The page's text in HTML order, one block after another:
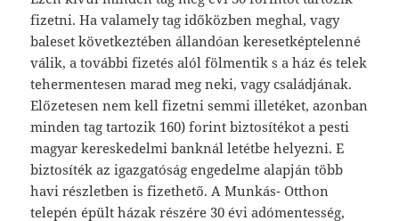
fizetni. Ha valamely tag időközben meghal, vagy
baleset következtében állandóan keresetképtelenné
válik, a további fizetés alól fölmentik s a ház és telek
tehermentesen marad meg neki, vagy családjának.
Előzetesen nem kell fizetni semmi illetéket, azonban
minden tag tartozik 160) forint biztosítékot a pesti
magyar kereskedelmi banknál letétbe helyezni. E
biztosíték az igazgatóság engedelme alapján több
havi részletben is fizethető. A Munkás- Otthon
telepén épült házak részére 30 évi adómentesség,